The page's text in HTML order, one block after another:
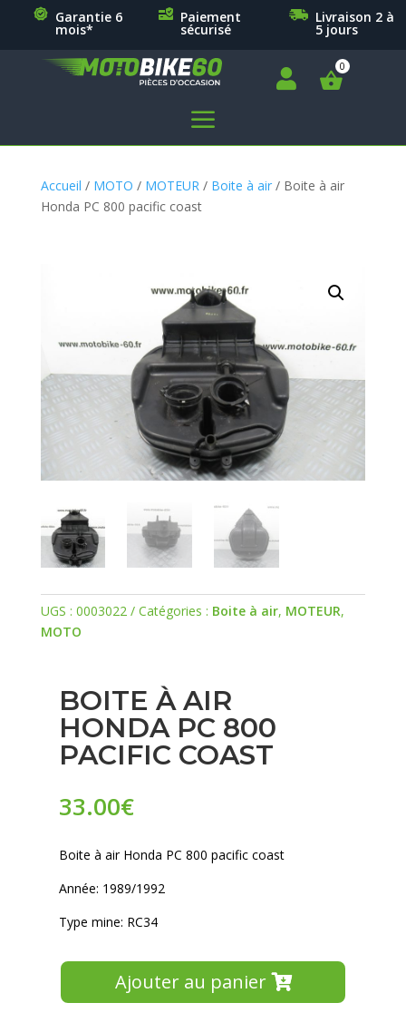
Garantie 6
mois*
Paiement
sécurisé
Livraison 2 à
5 jours

a
Accueil / MOTO / MOTEUR / Boite à air/ Boite à air
Honda PC 800 pacific coast
UGS : 0003022 Catégories : Boite à air, MOTEUR,
MOTO
BOITE À AIR
HONDA PC 800
PACIFIC COAST
33.00€
Boite à air Honda PC 800 pacific coast
Année: 1989/1992
Type mine: RC34
Ajouter au panier